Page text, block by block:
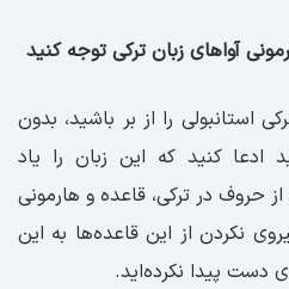
استانبولی را از بر باشید، بدون
ادعا کنید که این زبان را یاد
حروف در ترکی، قاعده و هارمونی
نکردن از این قاعده‌ها به این
پیدا نکرده‌اید.